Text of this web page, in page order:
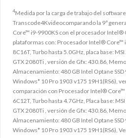
4Medida por la carga de trabajo del
Transcode4Kvideocomparando la 9ª
Core™ i9-9900KS con el procesador
plataformas con: Procesador Intel® Core™
8C16T, Turbo hasta 5.0GHz, placa base:
GTX 2080Ti , versión de Gfx: 430.86,
Almacenamiento: 480 GB Intel Optane SSD
Windows* 10 Pro 1903 v175 19H1(RS6),
comparación con Procesador Intel® Core™
6C12T, Turbo hasta 4.7GHz, Placa base:
GTX 2080Ti , versión de Gfx: 430.86,
Almacenamiento: 480 GB Intel Optane SSD
Windows* 10 Pro 1903 v175 19H1(RS6),